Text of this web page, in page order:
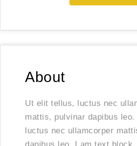
About
Ut elit tellus, luctus nec
mattis, pulvinar dapibus
luctus nec ullamcorper